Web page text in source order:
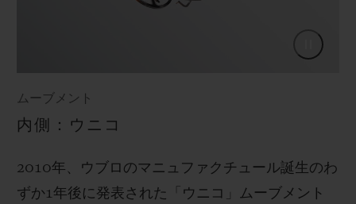
ムーブメント
内側：ウニコ
2010年、ウブロのマニュファクチュール誕生のわ
ずか1年後に発表された「ウニコ」ムーブメント